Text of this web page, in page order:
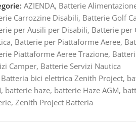
AZIENDA, Batterie
Carrozzine Disabili, Batterie Golf
per Ausili per Disabili, Batterie per
, Batterie per Piattaforme Aeree,
Piattaforme Aeree Trazione,
Camper, Batterie Servizi Nautica
Batteria bici elettrica Zenith Project,
, batterie haze, batterie Haze AGM,
, Zenith Project Batteria